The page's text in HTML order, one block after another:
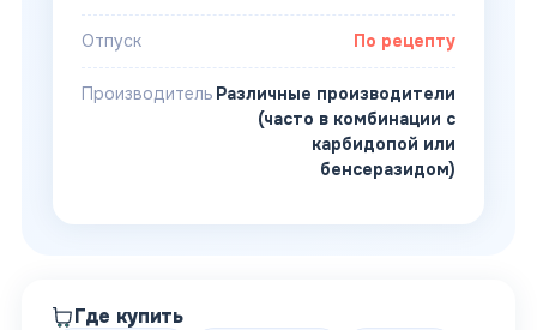
Отпуск По рецепту
Производитель Различные производители
(часто в комбинации с
карбидопой или
бенсеразидом)
Где купить